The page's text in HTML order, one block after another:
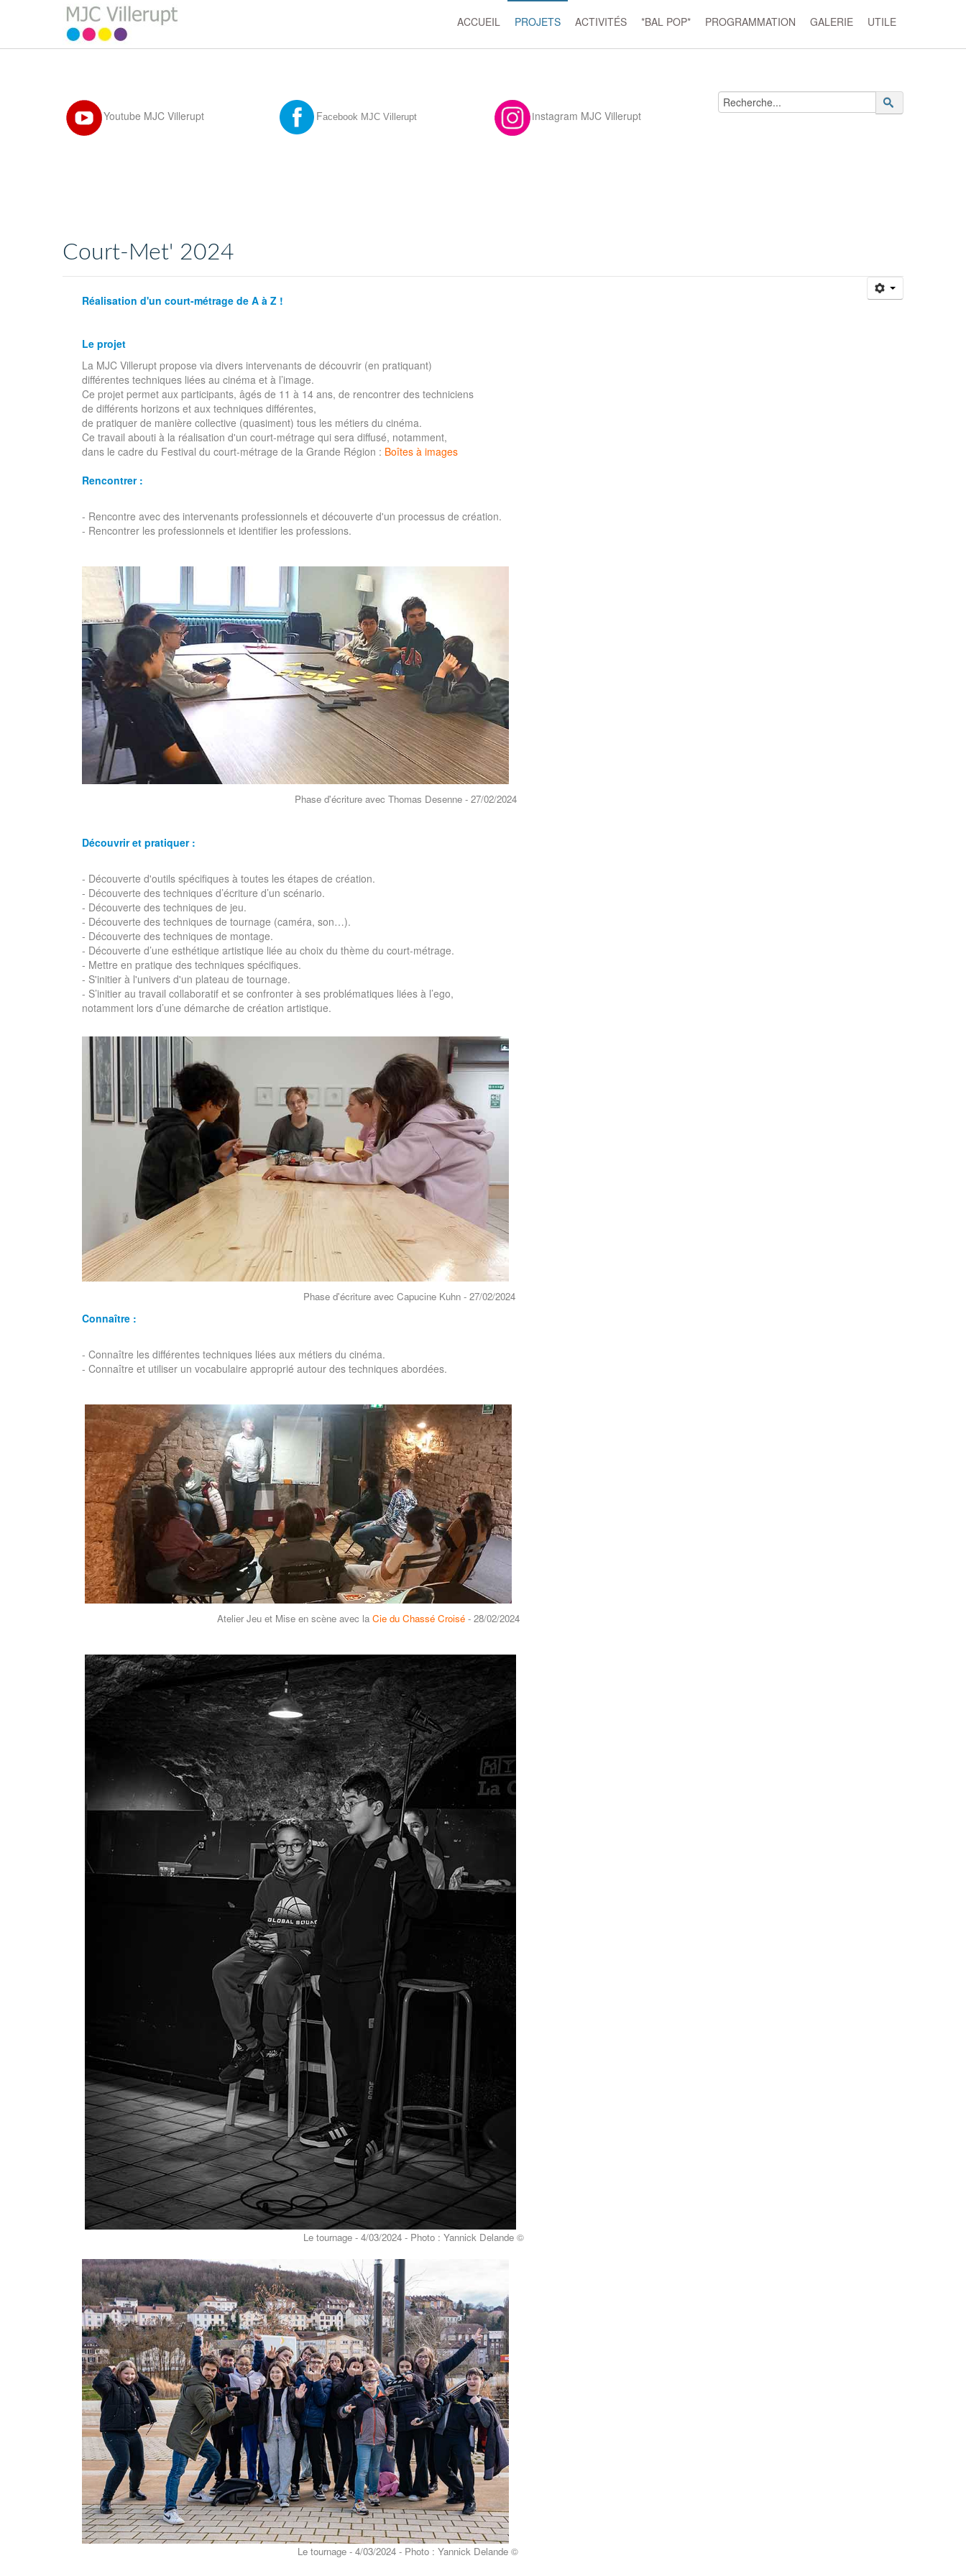
ACCUEIL PROJETS ACTIVITÉS *BAL POP* PROGRAMMATION GALERIE UTILE
Youtube MJC Villerupt Facebook MJC Villerupt nstagram MJC Villerupt
Court-Met' 2024
Réalisation d'un court-métrage de A à Z !
Le projet
La MJC Villerupt propose via divers intervenants de découvrir (en pratiquant)
différentes techniques liées au cinéma et à l’image.
Ce projet permet aux participants, âgés de 11 à 14 ans, de rencontrer des techniciens
de différents horizons et aux techniques différentes,
de pratiquer de manière collective (quasiment) tous les métiers du cinéma.
Ce travail abouti à la réalisation d'un court-métrage qui sera diffusé, notamment,
dans le cadre du Festival du court-métrage de la Grande Région : Boîtes à images
Rencontrer :
- Rencontre avec des intervenants professionnels et découverte d'un processus de création.
- Rencontrer les professionnels et identifier les professions.
Phase d'écriture avec Thomas Desenne - 27/02/2024
Découvrir et pratiquer :
- Découverte d'outils spécifiques à toutes les étapes de création.
- Découverte des techniques d’écriture d’un scénario.
- Découverte des techniques de jeu.
- Découverte des techniques de tournage (caméra, son…).
- Découverte des techniques de montage.
- Découverte d’une esthétique artistique liée au choix du thème du court-métrage.
- Mettre en pratique des techniques spécifiques.
- S'initier à l'univers d'un plateau de tournage.
- S’initier au travail collaboratif et se confronter à ses problématiques liées à l’ego,
notamment lors d’une démarche de création artistique.
Phase d'écriture avec Capucine Kuhn - 27/02/2024
Connaître :
- Connaître les différentes techniques liées aux métiers du cinéma.
- Connaître et utiliser un vocabulaire approprié autour des techniques abordées.
Atelier Jeu et Mise en scène avec la Cie du Chassé Croisé - 28/02/2024
Le tournage - 4/03/2024 - Photo : Yannick Delande ©
Le tournage - 4/03/2024 - Photo : Yannick Delande ©